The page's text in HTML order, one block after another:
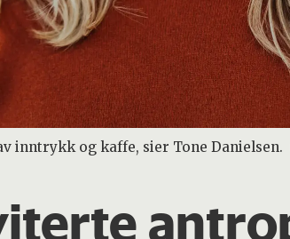
inntrykk og kaffe, sier Tone Danielsen.